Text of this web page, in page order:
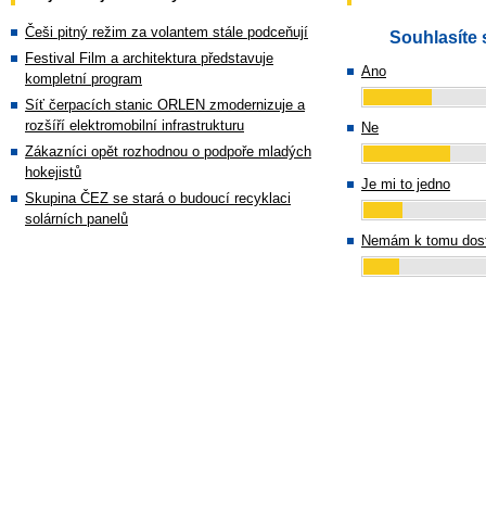
Češi pitný režim za volantem stále podceňují
Festival Film a architektura představuje
kompletní program
Síť čerpacích stanic ORLEN zmodernizuje a
rozšíří elektromobilní infrastrukturu
Zákazníci opět rozhodnou o podpoře mladých
hokejistů
Skupina ČEZ se stará o budoucí recyklaci
solárních panelů
Souhlasíte
Ano
Ne
Je mi to jedno
Nemám k tomu